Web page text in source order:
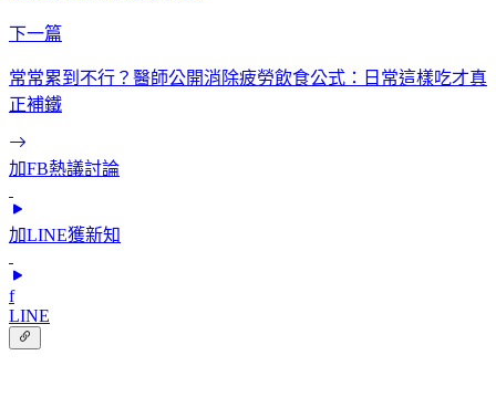
下一篇
常常累到不行？醫師公開消除疲勞飲食公式：日常這樣吃才真
正補鐵
加FB熱議討論
加LINE獲新知
f
LINE